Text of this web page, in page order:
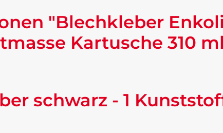
"Blechkleber
Kartusche 310
schwarz - 1